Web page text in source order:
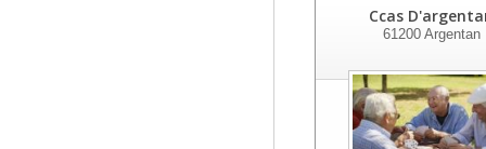
Ccas
61200Argentan